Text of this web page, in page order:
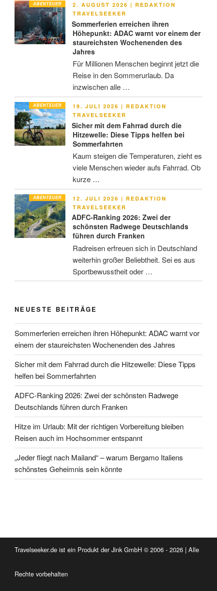
ABENTEUER
VERÖFFENTLICHT
AM
2. AUGUST 2026 | REDAKTION
TRAVELSEEKER
Sommerferien erreichen ihren
Höhepunkt: ADAC warnt vor einem der
staureichsten Wochenenden des
Jahres
Für Millionen Menschen beginnt jetzt die
Reise in den Sommerurlaub. Da
inzwischen alle …
ABENTEUER
VERÖFFENTLICHT
AM
19. JULI 2026 | REDAKTION
TRAVELSEEKER
Sicher mit dem Fahrrad durch die
Hitzewelle: Diese Tipps helfen bei
Sommerfahrten
Kaum steigen die Temperaturen, zieht es
viele Menschen wieder aufs Fahrrad. Ob
kurze …
ABENTEUER
VERÖFFENTLICHT
AM
12. JULI 2026 | REDAKTION
TRAVELSEEKER
ADFC-Ranking 2026: Zwei der
schönsten Radwege Deutschlands
führen durch Franken
Radreisen erfreuen sich in Deutschland
weiterhin großer Beliebtheit. Sei es aus
Sportbewusstheit oder …
NEUESTE BEITRÄGE
Sommerferien erreichen ihren Höhepunkt: ADAC warnt vor
einem der staureichsten Wochenenden des Jahres
Sicher mit dem Fahrrad durch die Hitzewelle: Diese Tipps
helfen bei Sommerfahrten
ADFC-Ranking 2026: Zwei der schönsten Radwege
Deutschlands führen durch Franken
Hitze im Urlaub: Mit der richtigen Vorbereitung bleiben
Reisen auch im Hochsommer entspannt
„Jeder fliegt nach Mailand“ – warum Bergamo Italiens
schönstes Geheimnis sein könnte
Travelseeker.de ist ein Produkt der Jink GmbH © 2006 - 2026 | Alle
Rechte vorbehalten